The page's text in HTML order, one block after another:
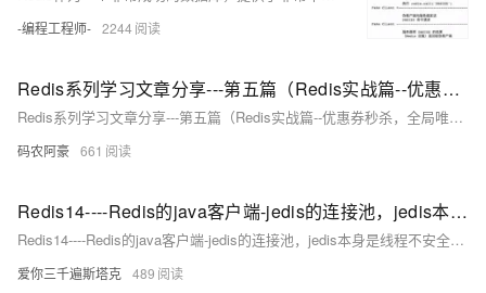
-编程工程师- 2244
Redis系列学习文章分享---第五篇（Redis实战篇--优惠券秒杀，全局唯一id 添加优惠券 实现秒杀下单 库存超卖问题分析 乐观锁解决超卖 实现一人一单功能 集群下的线程并发安全问题）
Redis系列学习文章分享---第五篇（Redis实战篇--优惠券秒杀，全局唯一id 添加优惠券 实现秒杀下单 库存超卖问题分析 乐观锁解决超卖 实现一人一单功能 集群下的线程并发安全问题）
码农阿豪 661
Redis14----Redis的java客户端-jedis的连接池，jedis本身是线程不安全的，并且频繁的创建和销毁连接会有性能损耗，最好用jedis连接池代替jedis，配置端口，密码
Redis14----Redis的java客户端-jedis的连接池，jedis本身是线程不安全的，并且频繁的创建和销毁连接会有性能损耗，最好用jedis连接池代替jedis，配置端口，密码
爱你三千遍斯塔克 489